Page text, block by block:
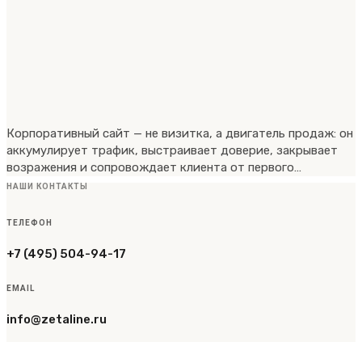
Корпоративный сайт — не визитка, а двигатель продаж: он
аккумулирует трафик, выстраивает доверие, закрывает
возражения и сопровождает клиента от первого…
НАШИ КОНТАКТЫ
ТЕЛЕФОН
+7 (495) 504-94-17
EMAIL
info@zetaline.ru